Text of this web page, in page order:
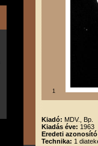
1
Kiadó: MDV., Bp.
Kiadás éve: 1963
Eredeti
Technika: 1